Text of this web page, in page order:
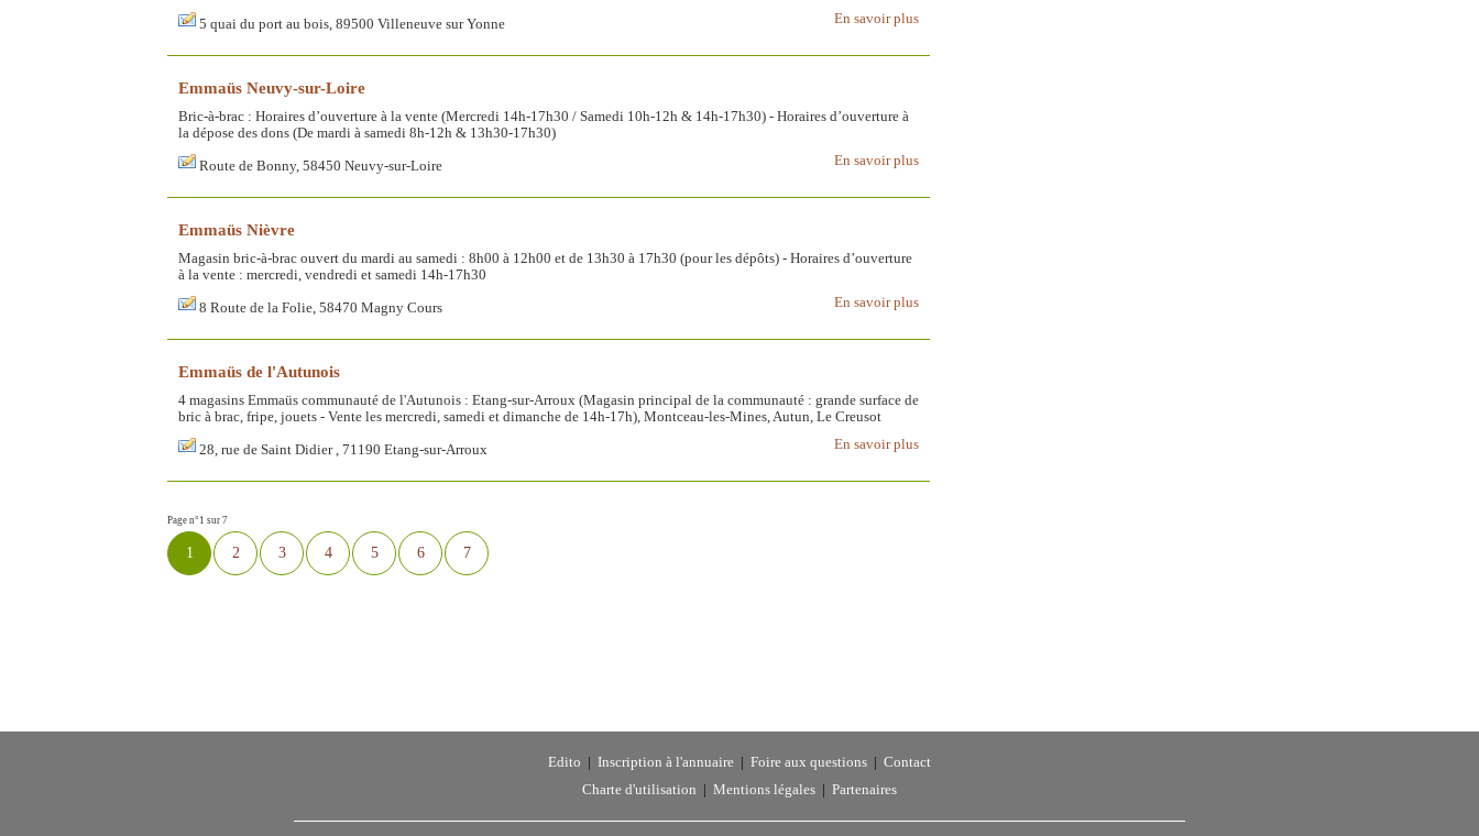
En savoir plus
5 quai du port au bois, 89500 Villeneuve sur Yonne
Emmaüs Neuvy-sur-Loire
Bric-à-brac : Horaires d’ouverture à la vente (Mercredi 14h-17h30 / Samedi 10h-12h & 14h-17h30) - Horaires d’ouverture à
la dépose des dons (De mardi à samedi 8h-12h & 13h30-17h30)
En savoir plus
Route de Bonny, 58450 Neuvy-sur-Loire
Emmaüs Nièvre
Magasin bric-à-brac ouvert du mardi au samedi : 8h00 à 12h00 et de 13h30 à 17h30 (pour les dépôts) - Horaires d’ouverture
à la vente : mercredi, vendredi et samedi 14h-17h30
En savoir plus
8 Route de la Folie, 58470 Magny Cours
Emmaüs de l'Autunois
4 magasins Emmaüs communauté de l'Autunois : Etang-sur-Arroux (Magasin principal de la communauté : grande surface de
bric à brac, fripe, jouets - Vente les mercredi, samedi et dimanche de 14h-17h), Montceau-les-Mines, Autun, Le Creusot
En savoir plus
28, rue de Saint Didier , 71190 Etang-sur-Arroux
Page n°1 sur 7
1 2 3 4 5 6 7
Edito Inscription à l'annuaire Foire aux questions
Contact
Charte d'utilisation
Mentions légales Partenaires